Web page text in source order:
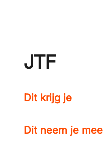
JTF
Dit krijg je
Dit neem je mee